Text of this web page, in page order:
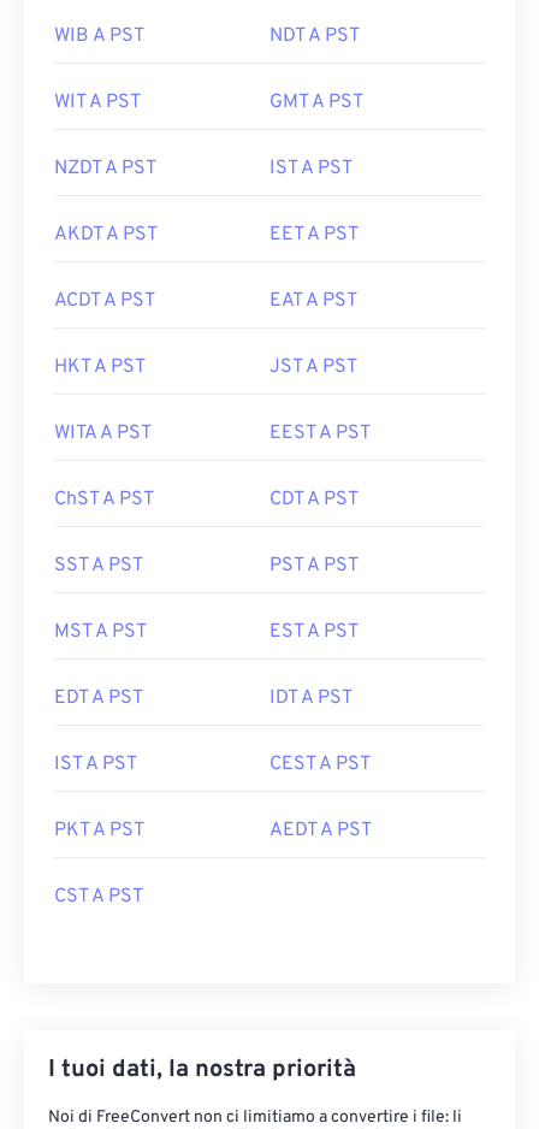
WIB A PST NDT A PST
WIT A PST GMT A PST
NZDT A PST IST A PST
AKDT A PST EET A PST
ACDT A PST EAT A PST
HKT A PST JST A PST
WITA A PST EEST A PST
ChST A PST CDT A PST
SST A PST PST A PST
MST A PST EST A PST
EDT A PST IDT A PST
IST A PST CEST A PST
PKT A PST AEDT A PST
CST A PST
I tuoi dati, la nostra priorità
Noi di FreeConvert non ci limitiamo a convertire i file: li